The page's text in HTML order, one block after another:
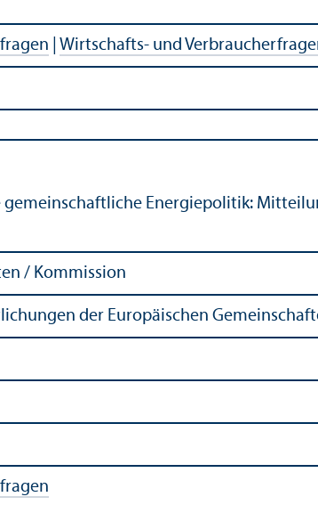
Wirtschafts- und
gemeinschaft­liche Energiepolitik:
/ Kommission
der Europäischen